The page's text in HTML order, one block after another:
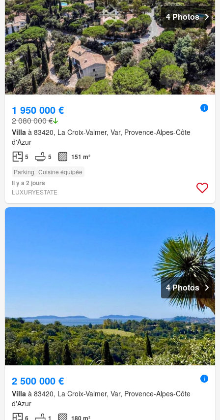
4 Photos
1 950 000 €
2 080 000 €
Villa à 83420, La Croix-Valmer, Var, Provence-Alpes-Côte
d'Azur
5 5 151 m²
Parking Cuisine équipée
Il y a 2 jours
LUXURYESTATE
4 Photos
2 500 000 €
Villa à 83420, La Croix-Valmer, Var, Provence-Alpes-Côte
d'Azur
6 1 180 m²